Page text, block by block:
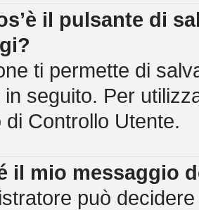
il pulsante di
ti permette di
seguito. Per
di Controllo Utente.
il mio messaggio
può